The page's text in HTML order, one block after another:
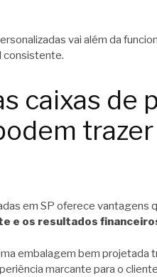
vai além da
consistente.
caixas de
em SP oferece vantagens
e os resultados
embalagem bem projetada
marcante para o